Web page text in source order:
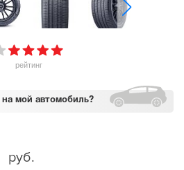
рейтинг
на мой автомобиль?
руб.